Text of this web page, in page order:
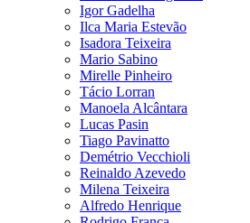
Igor Gadelha
Ilca Maria Estevão
Isadora Teixeira
Mario Sabino
Mirelle Pinheiro
Tácio Lorran
Manoela Alcântara
Lucas Pasin
Tiago Pavinatto
Demétrio Vecchioli
Reinaldo Azevedo
Milena Teixeira
Alfredo Henrique